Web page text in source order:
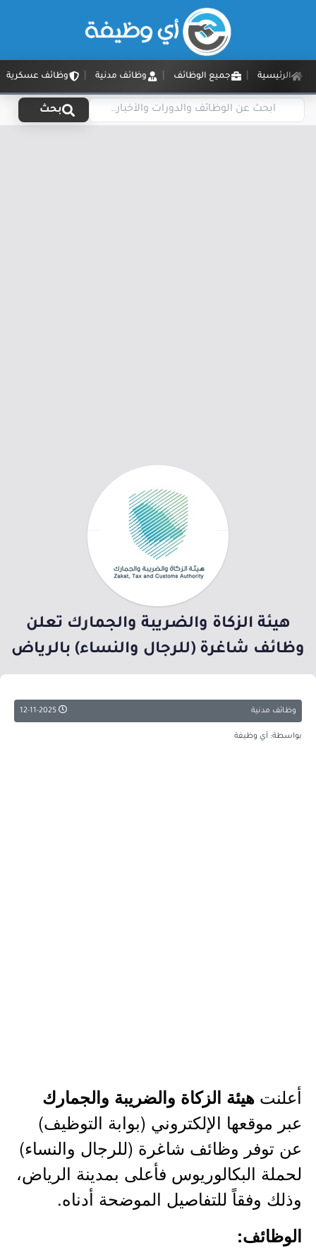
الرئيسية جميع الوظائف وظائف مدنية وظائف عسكرية
بحث
هيئة الزكاة والضريبة والجمارك تعلن
وظائف شاغرة (للرجال والنساء) بالرياض
وظائف مدنية
بواسطة: أي وظيفة
أعلنت هيئة الزكاة والضريبة والجمارك
عبر موقعها الإلكتروني (بوابة التوظيف)
عن توفر وظائف شاغرة (للرجال والنساء)
لحملة البكالوريوس فأعلى بمدينة الرياض،
وذلك وفقاً للتفاصيل الموضحة أدناه.
الوظائف: